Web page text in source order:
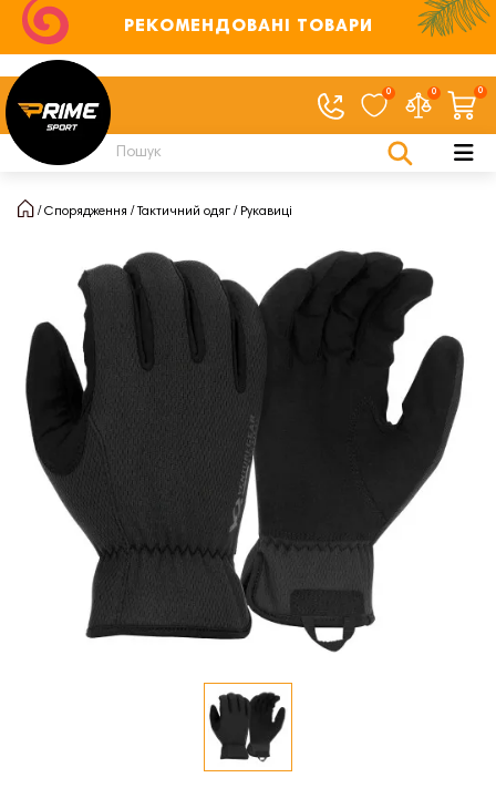
РЕКОМЕНДОВАНІ ТОВАРИ
0 0 0
Спорядження Тактичний одяг Рукавиці